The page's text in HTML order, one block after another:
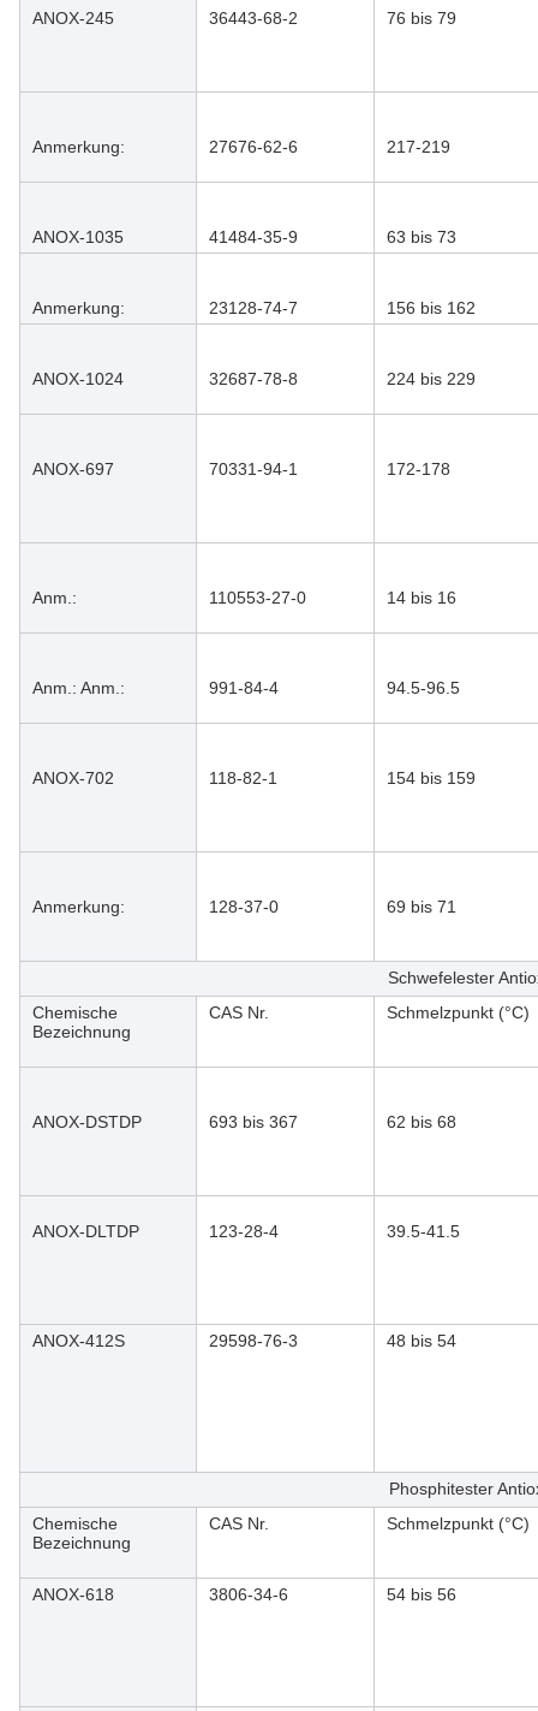
ANOX-245 36443-68-2 76 bis 79
Anmerkung: 27676-62-6 217-219
ANOX-1035 41484-35-9 63 bis 73
Anmerkung: 23128-74-7 156 bis 162
ANOX-1024 32687-78-8 224 bis 229
ANOX-697 70331-94-1 172-178
Anm.: 110553-27-0 14 bis 16
Anm.: Anm.: 991-84-4 94.5-96.5
ANOX-702 118-82-1 154 bis 159
Anmerkung: 128-37-0 69 bis 71
Schwefelester
Chemische
Bezeichnung
CAS Nr. Schmelzpunkt (°C)
ANOX-DSTDP 693 bis 367 62 bis 68
ANOX-DLTDP 123-28-4 39.5-41.5
ANOX-412S 29598-76-3 48 bis 54
Phosphitester
Chemische
Bezeichnung
CAS Nr. Schmelzpunkt (°C)
ANOX-618 3806-34-6 54 bis 56